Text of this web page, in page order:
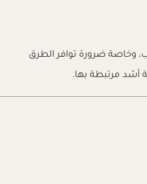
وخاصة ضرورة توافر الطرق
أشد مرتبطة بها.